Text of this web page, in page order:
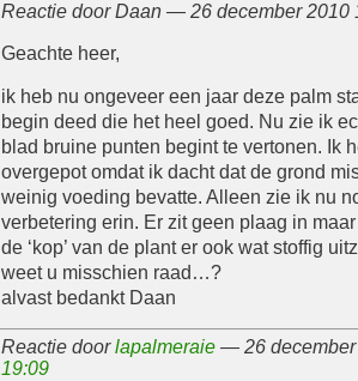
Reactie door Daan — 26 december 2010
Geachte heer,
ik heb nu ongeveer een jaar deze palm
begin deed die het heel goed. Nu zie ik
blad bruine punten begint te vertonen. Ik
overgepot omdat ik dacht dat de grond
weinig voeding bevatte. Alleen zie ik nu
verbetering erin. Er zit geen plaag in
de ‘kop’ van de plant er ook wat stoffig
weet u misschien raad…?
alvast bedankt Daan
Reactie doorlapalmeraie— 26 december
19:09